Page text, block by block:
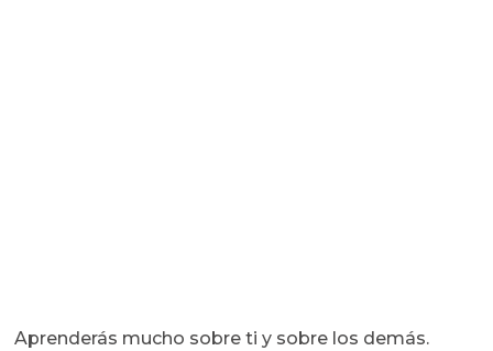
Aprenderás mucho sobre ti y sobre los demás.